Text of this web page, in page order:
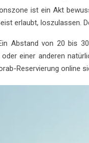
ist ein Akt
erlaubt,
Abstand von 20 bis
einer anderen
Reservierung online